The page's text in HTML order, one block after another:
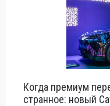
Когда премиум
странное: новый